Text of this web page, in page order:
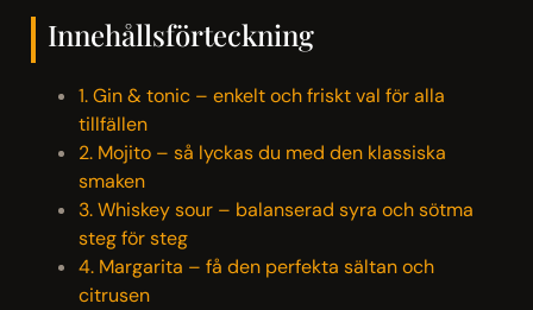
Innehållsförteckning
1. Gin & tonic – enkelt och friskt val för alla
tillfällen
2. Mojito – så lyckas du med den klassiska
smaken
3. Whiskey sour – balanserad syra och sötma
steg för steg
4. Margarita – få den perfekta sältan och
citrusen